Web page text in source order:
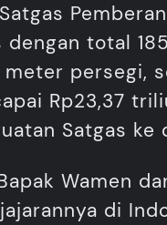
total
meter persegi,
Rp23,37
Satgas ke
Wamen
di